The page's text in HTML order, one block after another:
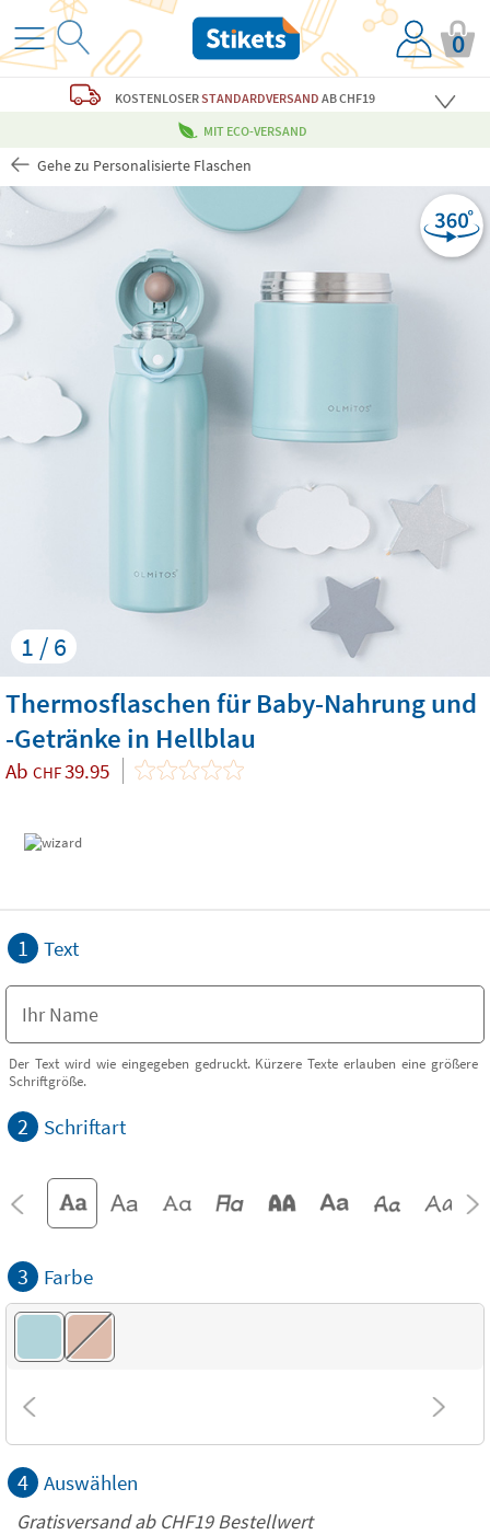
0
KOSTENLOSERSTANDARDVERSAND AB CHF19
MIT ECO-VERSAND
Gehe zu Personalisierte Flaschen
1 / 6
Thermosflaschen für Baby-Nahrung und
-Getränke in Hellblau
Ab CHF39.95
1 Text
Der Text wird wie eingegeben gedruckt. Kürzere Texte erlauben eine größere
Schriftgröße.
2 Schriftart
3 Farbe
4 Auswählen
Gratisversand ab CHF19Bestellwert